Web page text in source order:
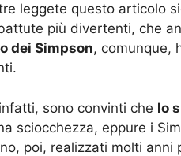
leggete questo articolo
più divertenti, che
dei Simpson, comunque,
sono convinti che lo
sciocchezza, eppure i
poi, realizzati molti anni